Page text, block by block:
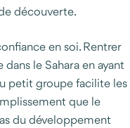
découverte.
en soi. Rentrer
le Sahara en ayant
petit groupe facilite les
que le
du développement